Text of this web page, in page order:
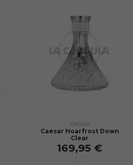
CAESAR
Caesar Hoarfrost Down
Clear
169,95 €